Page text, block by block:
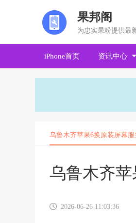
果邦阁
为忠实果粉提供最
iPhone首页 资讯中心
乌鲁木齐苹果6换原装屏幕
乌鲁木齐
2026-06-26 11:03:36